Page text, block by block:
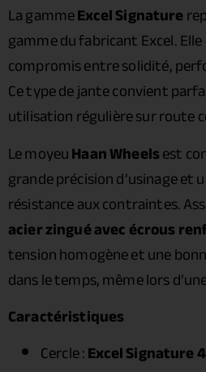
La gammeExcel Signature
gamme du fabricant Excel.
compromis entre solidité,
Ce type de jante convient
utilisation régulière sur route
Le moyeuHaan Wheelsest
grande précision d’usinage et
résistance aux contraintes.
acier zingué avec écrous
tension homogène et une
dans le temps, même lors
Caractéristiques
Cercle :Excel Signature